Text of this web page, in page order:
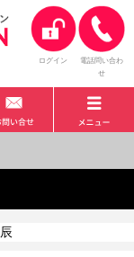
ログイン
電話問い合わ
せ